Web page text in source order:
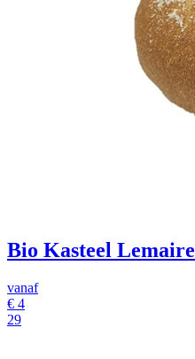
Bio Kasteel Lemaire
vanaf
€ 4
29